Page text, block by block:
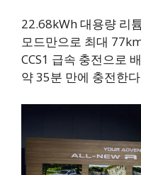
22.68kWh 대용량 리
모드만으로 최대
CCS1 급속 충전으로
약 35분 만에 충전한